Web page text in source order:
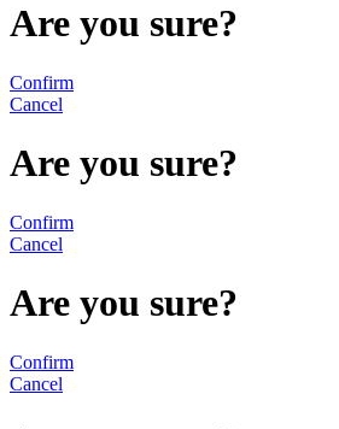
Are you sure?
Confirm
Cancel
Are you sure?
Confirm
Cancel
Are you sure?
Confirm
Cancel